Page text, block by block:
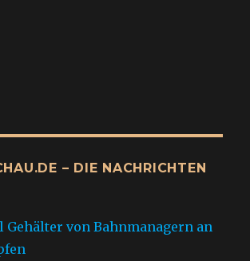
– DIE NACHRICHTEN
von Bahnmanagern an